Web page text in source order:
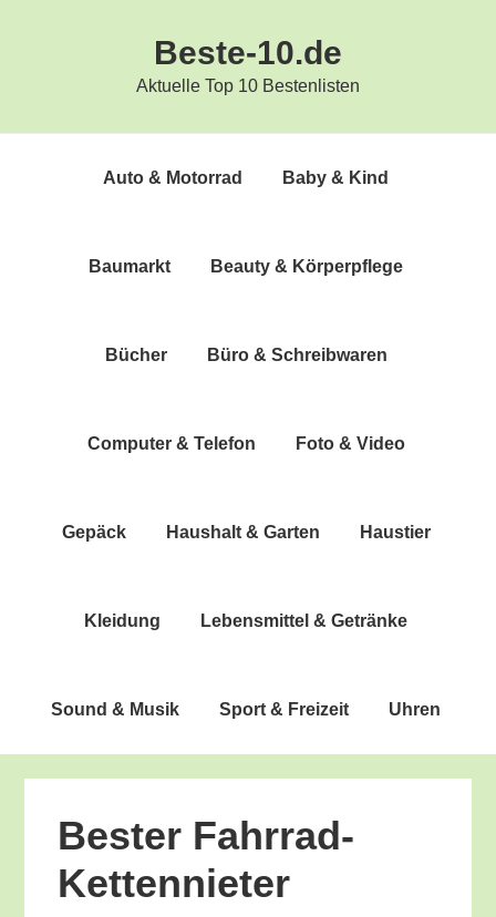
Beste-10.de
Aktuelle Top 10 Bestenlisten
Auto & Motorrad Baby & Kind
Bau­markt Beau­ty & Körperpflege
Bücher Büro & Schreibwaren
Com­pu­ter & Telefon Foto & Video
Gepäck Haus­halt & Garten Haus­tier
Klei­dung Lebens­mit­tel & Getränke
Sound & Musik Sport & Freizeit Uhren
Bes­ter Fahrrad-
Kettennieter